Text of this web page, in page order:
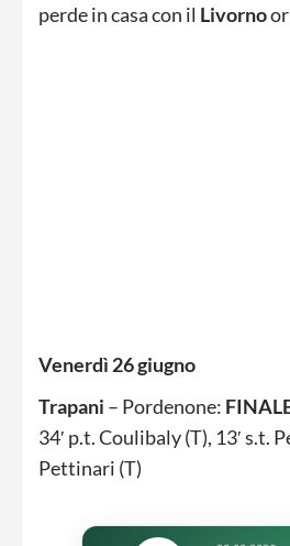
perde in casa con il Livorno
Venerdì 26 giugno
Trapani – Pordenone:
34′ p.t. Coulibaly (T), 13′ s.t.
Pettinari (T)